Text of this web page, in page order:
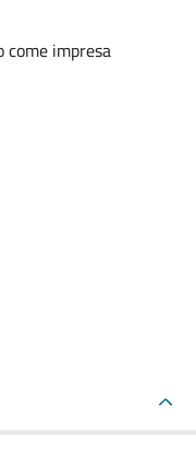
come impresa